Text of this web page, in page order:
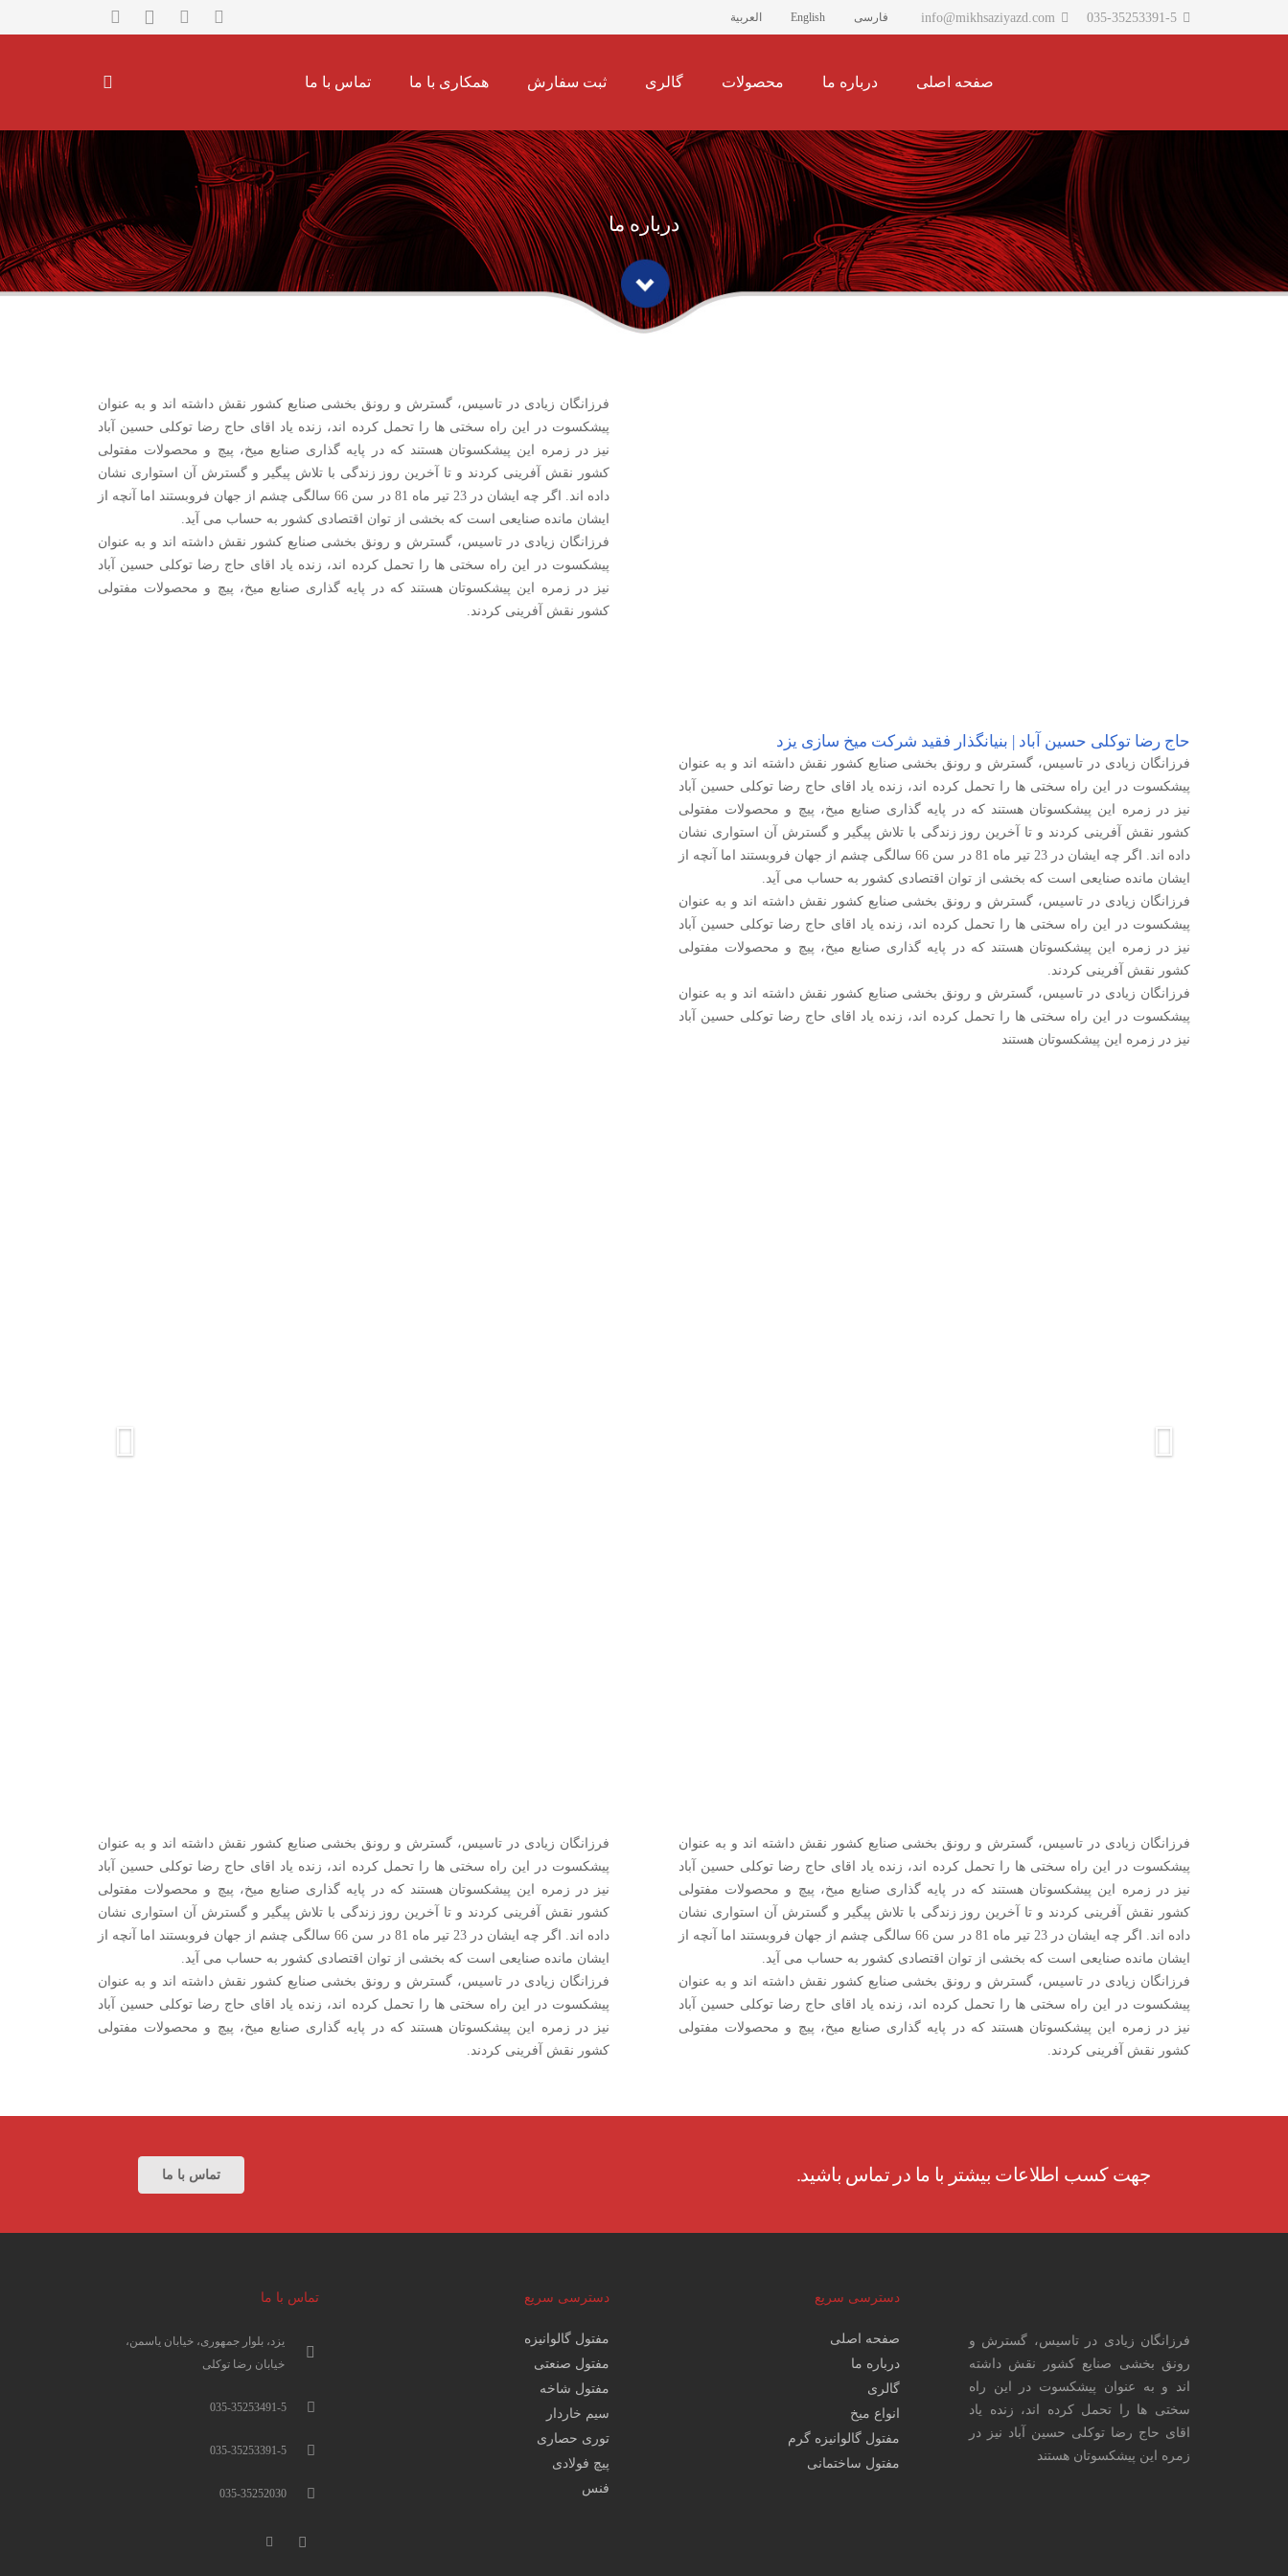
035-35253391-5
info@mikhsaziyazd.com فارسی English العربية
صفحه اصلی درباره ما محصولات گالری ثبت سفارش همکاری با ما تماس با ما
درباره ما
فرزانگان زیادی در تاسیس، گسترش و رونق بخشی صنایع کشور نقش داشته اند و به عنوان
پیشکسوت در این راه سختی ها را تحمل کرده اند، زنده یاد اقای حاج رضا توکلی حسین آباد
نیز در زمره این پیشکسوتان هستند که در پایه گذاری صنایع میخ، پیچ و محصولات مفتولی
کشور نقش آفرینی کردند و تا آخرین روز زندگی با تلاش پیگیر و گسترش آن استواری نشان
داده اند. اگر چه ایشان در 23 تیر ماه 81 در سن 66 سالگی چشم از جهان فروبستند اما آنچه از
ایشان مانده صنایعی است که بخشی از توان اقتصادی کشور به حساب می آید.
فرزانگان زیادی در تاسیس، گسترش و رونق بخشی صنایع کشور نقش داشته اند و به عنوان
پیشکسوت در این راه سختی ها را تحمل کرده اند، زنده یاد اقای حاج رضا توکلی حسین آباد
نیز در زمره این پیشکسوتان هستند که در پایه گذاری صنایع میخ، پیچ و محصولات مفتولی
کشور نقش آفرینی کردند.
حاج رضا توکلی حسین آباد | بنیانگذار فقید شرکت میخ سازی یزد
فرزانگان زیادی در تاسیس، گسترش و رونق بخشی صنایع کشور نقش داشته اند و به عنوان
پیشکسوت در این راه سختی ها را تحمل کرده اند، زنده یاد اقای حاج رضا توکلی حسین آباد
نیز در زمره این پیشکسوتان هستند که در پایه گذاری صنایع میخ، پیچ و محصولات مفتولی
کشور نقش آفرینی کردند و تا آخرین روز زندگی با تلاش پیگیر و گسترش آن استواری نشان
داده اند. اگر چه ایشان در 23 تیر ماه 81 در سن 66 سالگی چشم از جهان فروبستند اما آنچه از
ایشان مانده صنایعی است که بخشی از توان اقتصادی کشور به حساب می آید.
فرزانگان زیادی در تاسیس، گسترش و رونق بخشی صنایع کشور نقش داشته اند و به عنوان
پیشکسوت در این راه سختی ها را تحمل کرده اند، زنده یاد اقای حاج رضا توکلی حسین آباد
نیز در زمره این پیشکسوتان هستند که در پایه گذاری صنایع میخ، پیچ و محصولات مفتولی
کشور نقش آفرینی کردند.
فرزانگان زیادی در تاسیس، گسترش و رونق بخشی صنایع کشور نقش داشته اند و به عنوان
پیشکسوت در این راه سختی ها را تحمل کرده اند، زنده یاد اقای حاج رضا توکلی حسین آباد
نیز در زمره این پیشکسوتان هستند
فرزانگان زیادی در تاسیس، گسترش و رونق بخشی صنایع کشور نقش داشته اند و به عنوان
پیشکسوت در این راه سختی ها را تحمل کرده اند، زنده یاد اقای حاج رضا توکلی حسین آباد
نیز در زمره این پیشکسوتان هستند که در پایه گذاری صنایع میخ، پیچ و محصولات مفتولی
کشور نقش آفرینی کردند و تا آخرین روز زندگی با تلاش پیگیر و گسترش آن استواری نشان
داده اند. اگر چه ایشان در 23 تیر ماه 81 در سن 66 سالگی چشم از جهان فروبستند اما آنچه از
ایشان مانده صنایعی است که بخشی از توان اقتصادی کشور به حساب می آید.
فرزانگان زیادی در تاسیس، گسترش و رونق بخشی صنایع کشور نقش داشته اند و به عنوان
پیشکسوت در این راه سختی ها را تحمل کرده اند، زنده یاد اقای حاج رضا توکلی حسین آباد
نیز در زمره این پیشکسوتان هستند که در پایه گذاری صنایع میخ، پیچ و محصولات مفتولی
کشور نقش آفرینی کردند.
فرزانگان زیادی در تاسیس، گسترش و رونق بخشی صنایع کشور نقش داشته اند و به عنوان
پیشکسوت در این راه سختی ها را تحمل کرده اند، زنده یاد اقای حاج رضا توکلی حسین آباد
نیز در زمره این پیشکسوتان هستند که در پایه گذاری صنایع میخ، پیچ و محصولات مفتولی
کشور نقش آفرینی کردند و تا آخرین روز زندگی با تلاش پیگیر و گسترش آن استواری نشان
داده اند. اگر چه ایشان در 23 تیر ماه 81 در سن 66 سالگی چشم از جهان فروبستند اما آنچه از
ایشان مانده صنایعی است که بخشی از توان اقتصادی کشور به حساب می آید.
فرزانگان زیادی در تاسیس، گسترش و رونق بخشی صنایع کشور نقش داشته اند و به عنوان
پیشکسوت در این راه سختی ها را تحمل کرده اند، زنده یاد اقای حاج رضا توکلی حسین آباد
نیز در زمره این پیشکسوتان هستند که در پایه گذاری صنایع میخ، پیچ و محصولات مفتولی
کشور نقش آفرینی کردند.
جهت کسب اطلاعات بیشتر با ما در تماس باشید. تماس با ما
فرزانگان زیادی در تاسیس، گسترش و
رونق بخشی صنایع کشور نقش داشته
اند و به عنوان پیشکسوت در این راه
سختی ها را تحمل کرده اند، زنده یاد
اقای حاج رضا توکلی حسین آباد نیز در
زمره این پیشکسوتان هستند
دسترسی سریع
صفحه اصلی
درباره ما
گالری
انواع میخ
مفتول گالوانیزه گرم
مفتول ساختمانی
دسترسی سریع
مفتول گالوانیزه
مفتول صنعتی
مفتول شاخه
سیم خاردار
توری حصاری
پیچ فولادی
فنس
تماس با ما
یزد، بلوار جمهوری، خیابان یاسمن،
خیابان رضا توکلی
035-35253491-5
035-35253391-5
035-35252030